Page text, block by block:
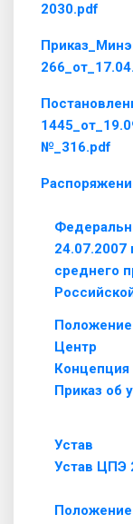
2030.pdf
№_316.pdf
24.07.2007
среднего
Положение
Центр
Концепция
Приказ об
Устав
Устав ЦПЭ
Положение